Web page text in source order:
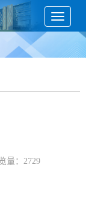
Toggle
量： 2729